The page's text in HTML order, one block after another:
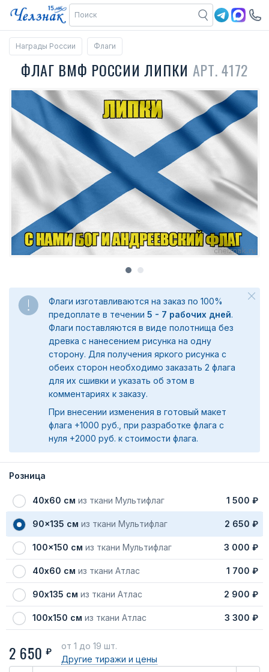
Награды России Флаги
ФЛАГ ВМФ РОССИИ ЛИПКИ АРТ. 4172
Флаги изготавливаются на заказ по 100%
предоплате в течении 5 - 7 рабочих дней.
Флаги поставляются в виде полотнища без
древка с нанесением рисунка на одну
сторону. Для получения яркого рисунка с
обеих сторон необходимо заказать 2 флага
для их сшивки и указать об этом в
комментариях к заказу.
При внесении изменения в готовый макет
флага +1000 руб., при разработке флага с
нуля +2000 руб. к стоимости флага.
Розница
40х60 см из ткани Мультифлаг 1 500 ₽
90x135 см из ткани Мультифлаг 2 650 ₽
100x150 см из ткани Мультифлаг 3 000 ₽
40х60 см из ткани Атлас 1 700 ₽
90х135 см из ткани Атлас 2 900 ₽
100х150 см из ткани Атлас 3 300 ₽
2 650 ₽
от 1 до 19 шт.
Другие тиражи и цены